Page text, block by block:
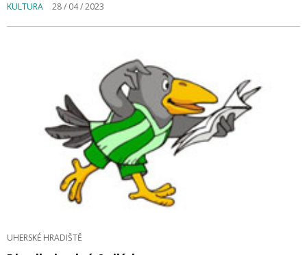
KULTURA 28 / 04 / 2023
UHERSKÉ HRADIŠTĚ